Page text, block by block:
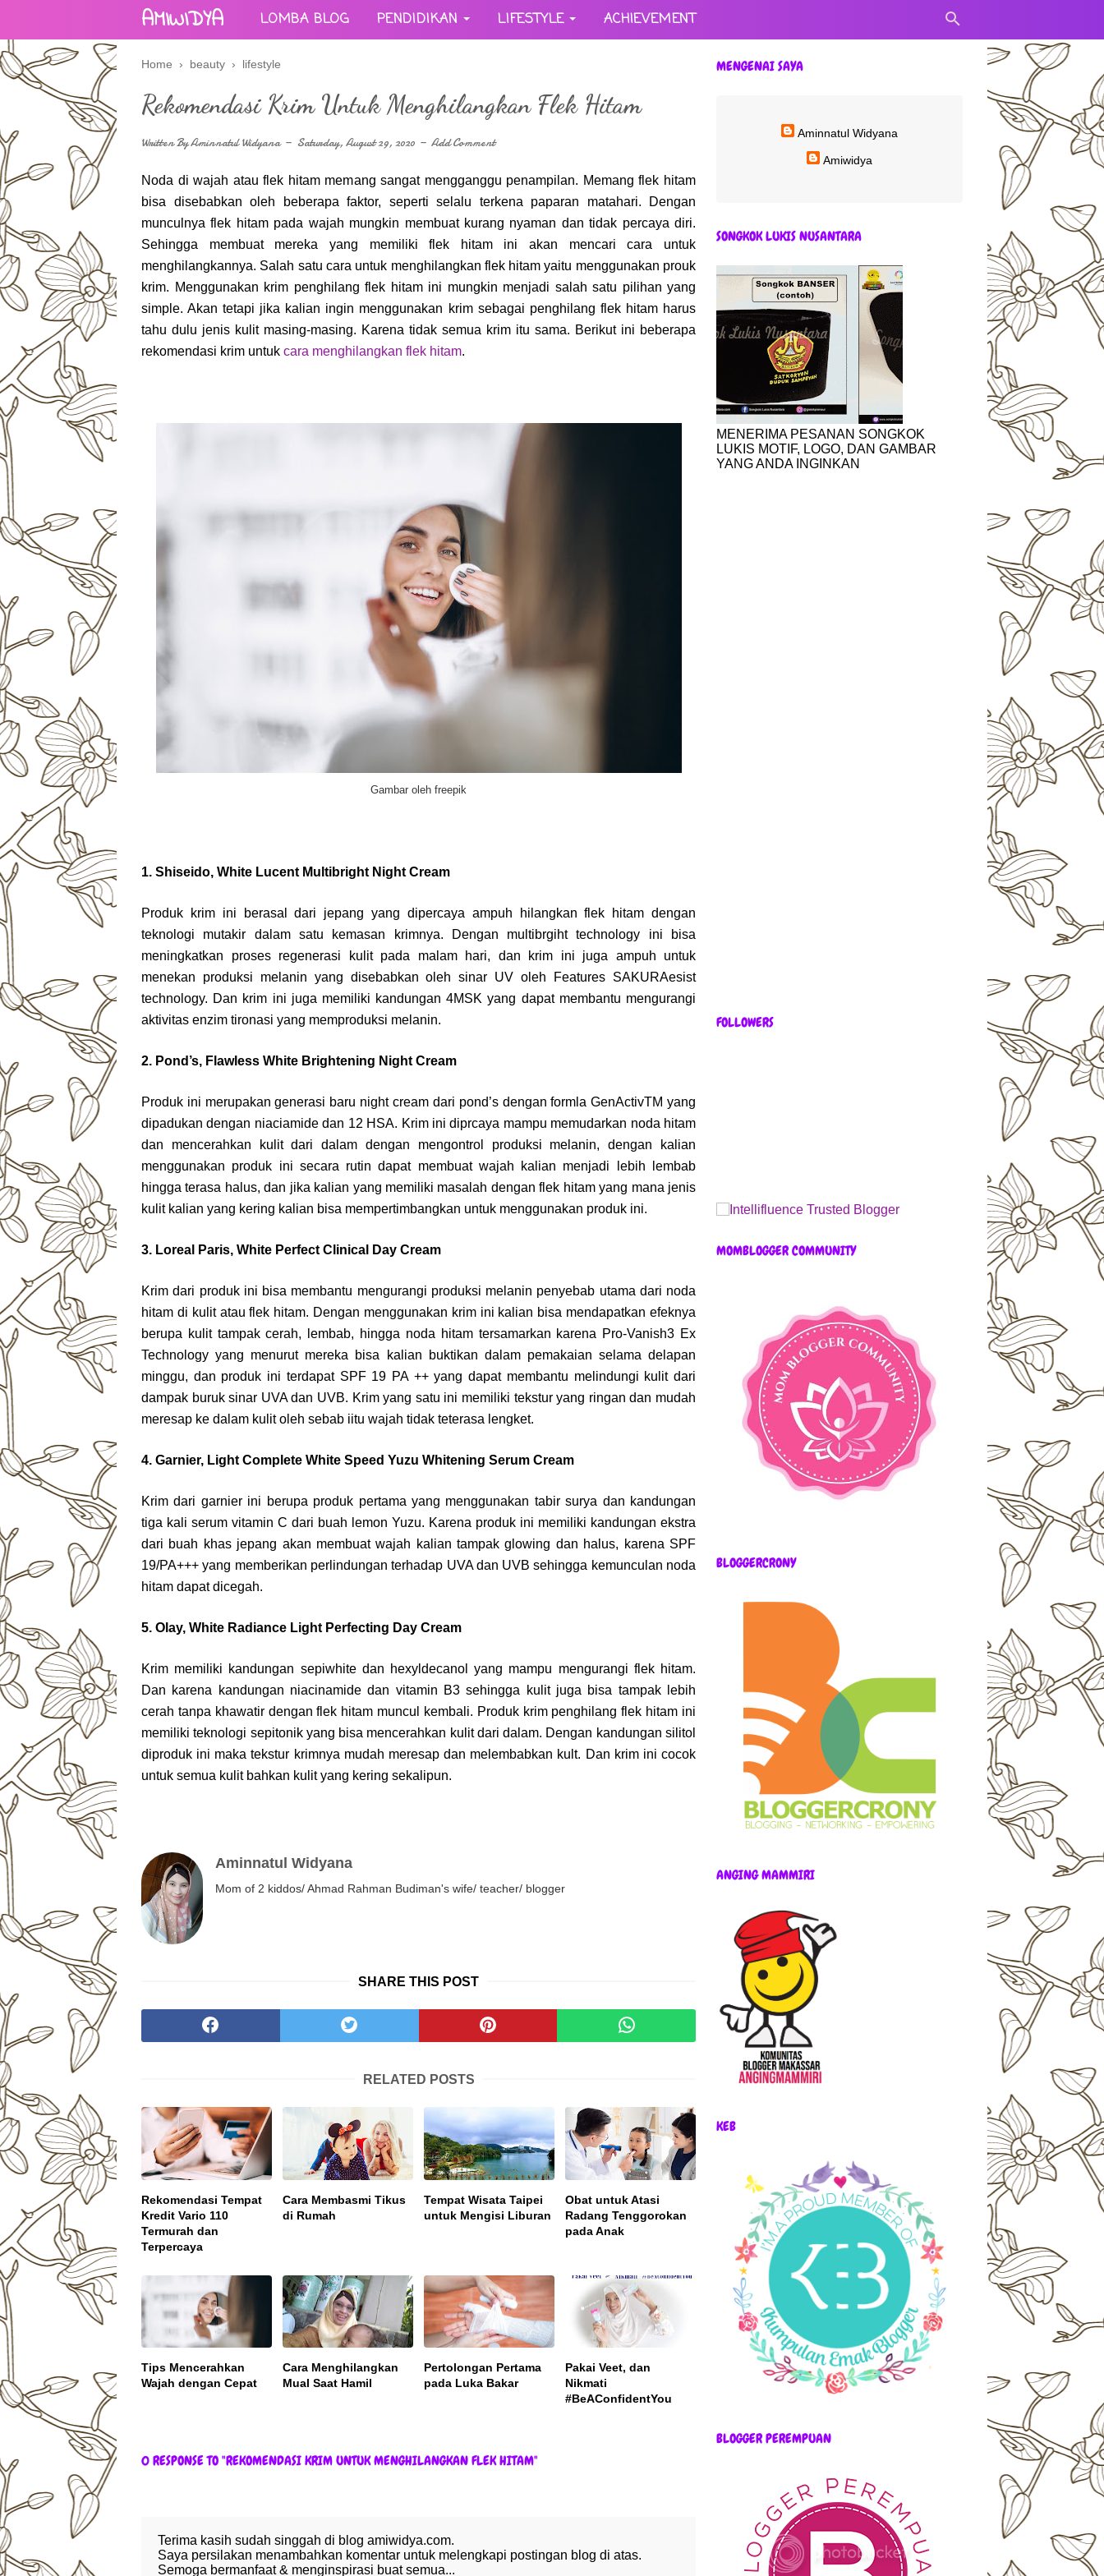
AMIWIDYA LOMBA BLOG PENDIDIKAN LIFESTYLE ACHIEVEMENT
Home › beauty › lifestyle
Rekomendasi Krim Untuk Menghilangkan Flek Hitam
Written ByAminnatul Widyana Saturday, August 29, 2020 Add Comment
Noda di wajah atau flek hitam memang sangat mengganggu penampilan. Memang flek hitam
bisa disebabkan oleh beberapa faktor, seperti selalu terkena paparan matahari. Dengan
munculnya flek hitam pada wajah mungkin membuat kurang nyaman dan tidak percaya diri.
Sehingga membuat mereka yang memiliki flek hitam ini akan mencari cara untuk
menghilangkannya. Salah satu cara untuk menghilangkan flek hitam yaitu menggunakan prouk
krim. Menggunakan krim penghilang flek hitam ini mungkin menjadi salah satu pilihan yang
simple. Akan tetapi jika kalian ingin menggunakan krim sebagai penghilang flek hitam harus
tahu dulu jenis kulit masing-masing. Karena tidak semua krim itu sama. Berikut ini beberapa
rekomendasi krim untuk cara menghilangkan flek hitam.
Gambar oleh freepik
1. Shiseido, White Lucent Multibright Night Cream
Produk krim ini berasal dari jepang yang dipercaya ampuh hilangkan flek hitam dengan
teknologi mutakir dalam satu kemasan krimnya. Dengan multibrgiht technology ini bisa
meningkatkan proses regenerasi kulit pada malam hari, dan krim ini juga ampuh untuk
menekan produksi melanin yang disebabkan oleh sinar UV oleh Features SAKURAesist
technology. Dan krim ini juga memiliki kandungan 4MSK yang dapat membantu mengurangi
aktivitas enzim tironasi yang memproduksi melanin.
2. Pond’s, Flawless White Brightening Night Cream
Produk ini merupakan generasi baru night cream dari pond’s dengan formla GenActivTM yang
dipadukan dengan niaciamide dan 12 HSA. Krim ini diprcaya mampu memudarkan noda hitam
dan mencerahkan kulit dari dalam dengan mengontrol produksi melanin, dengan kalian
menggunakan produk ini secara rutin dapat membuat wajah kalian menjadi lebih lembab
hingga terasa halus, dan jika kalian yang memiliki masalah dengan flek hitam yang mana jenis
kulit kalian yang kering kalian bisa mempertimbangkan untuk menggunakan produk ini.
3. Loreal Paris, White Perfect Clinical Day Cream
Krim dari produk ini bisa membantu mengurangi produksi melanin penyebab utama dari noda
hitam di kulit atau flek hitam. Dengan menggunakan krim ini kalian bisa mendapatkan efeknya
berupa kulit tampak cerah, lembab, hingga noda hitam tersamarkan karena Pro-Vanish3 Ex
Technology yang menurut mereka bisa kalian buktikan dalam pemakaian selama delapan
minggu, dan produk ini terdapat SPF 19 PA ++ yang dapat membantu melindungi kulit dari
dampak buruk sinar UVA dan UVB. Krim yang satu ini memiliki tekstur yang ringan dan mudah
meresap ke dalam kulit oleh sebab iitu wajah tidak teterasa lengket.
4. Garnier, Light Complete White Speed Yuzu Whitening Serum Cream
Krim dari garnier ini berupa produk pertama yang menggunakan tabir surya dan kandungan
tiga kali serum vitamin C dari buah lemon Yuzu. Karena produk ini memiliki kandungan ekstra
dari buah khas jepang akan membuat wajah kalian tampak glowing dan halus, karena SPF
19/PA+++ yang memberikan perlindungan terhadap UVA dan UVB sehingga kemunculan noda
hitam dapat dicegah.
5. Olay, White Radiance Light Perfecting Day Cream
Krim memiliki kandungan sepiwhite dan hexyldecanol yang mampu mengurangi flek hitam.
Dan karena kandungan niacinamide dan vitamin B3 sehingga kulit juga bisa tampak lebih
cerah tanpa khawatir dengan flek hitam muncul kembali. Produk krim penghilang flek hitam ini
memiliki teknologi sepitonik yang bisa mencerahkan kulit dari dalam. Dengan kandungan silitol
diproduk ini maka tekstur krimnya mudah meresap dan melembabkan kult. Dan krim ini cocok
untuk semua kulit bahkan kulit yang kering sekalipun.
Aminnatul Widyana
Mom of 2 kiddos/ Ahmad Rahman Budiman's wife/ teacher/ blogger
SHARE THIS POST
RELATED POSTS
Rekomendasi Tempat
Kredit Vario 110
Termurah dan
Terpercaya
Cara Membasmi Tikus
di Rumah
Tempat Wisata Taipei
untuk Mengisi Liburan
Obat untuk Atasi
Radang Tenggorokan
pada Anak
Tips Mencerahkan
Wajah dengan Cepat
Cara Menghilangkan
Mual Saat Hamil
Pertolongan Pertama
pada Luka Bakar
Pakai Veet, dan
Nikmati
#BeAConfidentYou
0 RESPONSE TO "REKOMENDASI KRIM UNTUK MENGHILANGKAN FLEK HITAM"
Terima kasih sudah singgah di blog amiwidya.com.
Saya persilakan menambahkan komentar untuk melengkapi postingan blog di atas.
Semoga bermanfaat & menginspirasi buat semua...
MENGENAI SAYA
Aminnatul Widyana
Amiwidya
SONGKOK LUKIS NUSANTARA
MENERIMA PESANAN SONGKOK
LUKIS MOTIF, LOGO, DAN GAMBAR
YANG ANDA INGINKAN
FOLLOWERS
MOMBLOGGER COMMUNITY
BLOGGERCRONY
ANGING MAMMIRI
KEB
BLOGGER PEREMPUAN